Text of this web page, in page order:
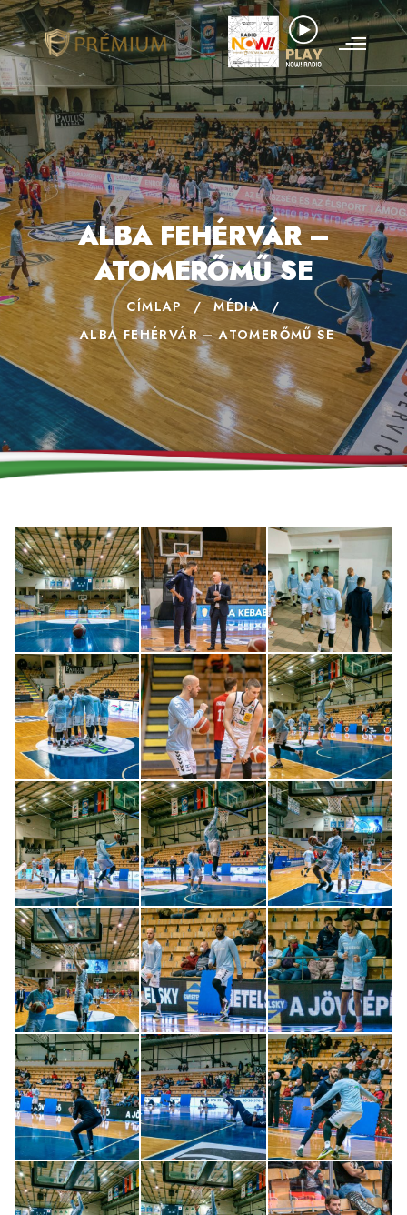
ALBA FEHÉRVÁR –
ATOMERŐMŰ SE
CÍMLAP / MÉDIA
/
ALBA FEHÉRVÁR – ATOMERŐMŰ SE